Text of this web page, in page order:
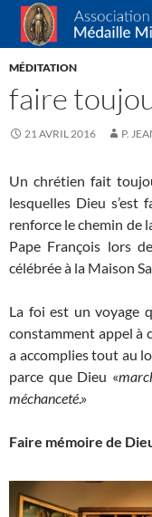
Association de la
Recherche
ALLER
AU
MÉDITATION
faire
21 AVRIL 2016 P.
Un chrétien fait
lesquelles Dieu s’est
renforce le chemin de
Pape François lors
célébrée à la Maison
La foi est un voyage
constamment appel à
a accomplies tout au
parce que Dieu «
méchanceté.»
Faire mémoire de